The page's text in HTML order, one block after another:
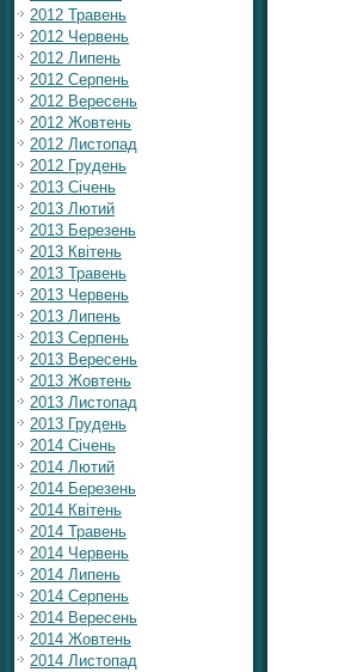
2012 Травень
2012 Червень
2012 Липень
2012 Серпень
2012 Вересень
2012 Жовтень
2012 Листопад
2012 Грудень
2013 Січень
2013 Лютий
2013 Березень
2013 Квітень
2013 Травень
2013 Червень
2013 Липень
2013 Серпень
2013 Вересень
2013 Жовтень
2013 Листопад
2013 Грудень
2014 Січень
2014 Лютий
2014 Березень
2014 Квітень
2014 Травень
2014 Червень
2014 Липень
2014 Серпень
2014 Вересень
2014 Жовтень
2014 Листопад